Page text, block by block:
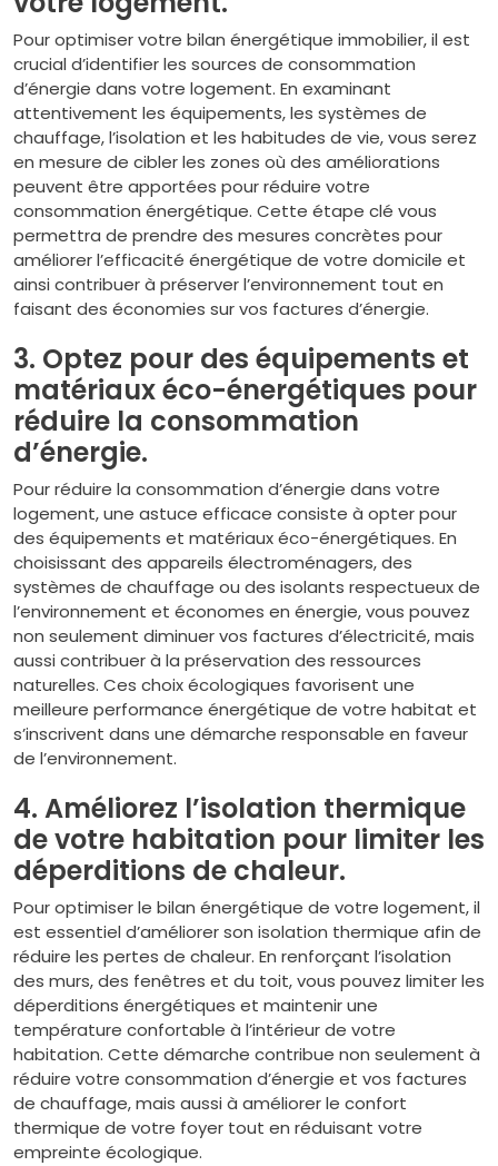
Pour optimiser votre bilan énergétique immobilier, il est
crucial d’identifier les sources de consommation
d’énergie dans votre logement. En examinant
attentivement les équipements, les systèmes de
chauffage, l’isolation et les habitudes de vie, vous serez
en mesure de cibler les zones où des améliorations
peuvent être apportées pour réduire votre
consommation énergétique. Cette étape clé vous
permettra de prendre des mesures concrètes pour
améliorer l’efficacité énergétique de votre domicile et
ainsi contribuer à préserver l’environnement tout en
faisant des économies sur vos factures d’énergie.
3. Optez pour des équipements et
matériaux éco-énergétiques pour
réduire la consommation
d’énergie.
Pour réduire la consommation d’énergie dans votre
logement, une astuce efficace consiste à opter pour
des équipements et matériaux éco-énergétiques. En
choisissant des appareils électroménagers, des
systèmes de chauffage ou des isolants respectueux de
l’environnement et économes en énergie, vous pouvez
non seulement diminuer vos factures d’électricité, mais
aussi contribuer à la préservation des ressources
naturelles. Ces choix écologiques favorisent une
meilleure performance énergétique de votre habitat et
s’inscrivent dans une démarche responsable en faveur
de l’environnement.
4. Améliorez l’isolation thermique
de votre habitation pour limiter les
déperditions de chaleur.
Pour optimiser le bilan énergétique de votre logement, il
est essentiel d’améliorer son isolation thermique afin de
réduire les pertes de chaleur. En renforçant l’isolation
des murs, des fenêtres et du toit, vous pouvez limiter les
déperditions énergétiques et maintenir une
température confortable à l’intérieur de votre
habitation. Cette démarche contribue non seulement à
réduire votre consommation d’énergie et vos factures
de chauffage, mais aussi à améliorer le confort
thermique de votre foyer tout en réduisant votre
empreinte écologique.